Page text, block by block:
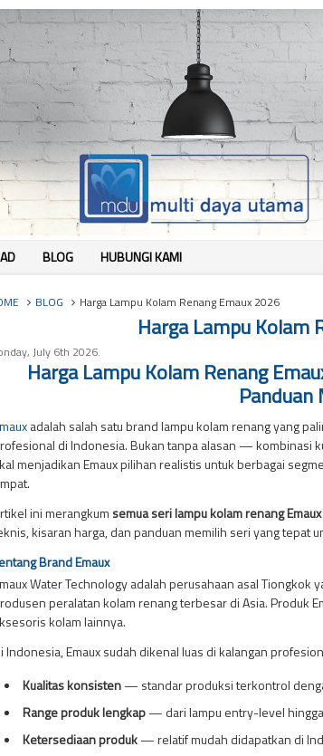
BLOG HUBUNGI KAMI
BLOG Harga Lampu Kolam Renang Emaux 2026
Harga Lampu Kolam
July 6th 2026.
Harga Lampu Kolam Renang
adalah salah satu brand lampu kolam renang yang
di Indonesia. Bukan tanpa alasan — kombinasi
menjadikan Emaux pilihan realistis untuk berbagai
ini merangkum semua seri lampu kolam renang
kisaran harga, dan panduan memilih seri yang tepat
Brand Emaux
Water Technology adalah perusahaan asal
peralatan kolam renang terbesar di Asia. Produk
kolam lainnya.
Indonesia, Emaux sudah dikenal luas di kalangan
Kualitas konsisten— standar produksi terkontrol
Range produk lengkap— dari lampu entry-level
Ketersediaan produk— relatif mudah didapatkan di